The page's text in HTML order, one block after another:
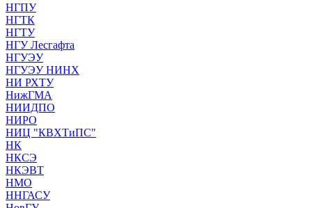
НГПУ
НГТК
НГТУ
НГУ Лесгафта
НГУЭУ
НГУЭУ НИНХ
НИ РХТУ
НижГМА
НИИДПО
НИРО
НИЦ "КВХТиПС"
НК
НКСЭ
НКЭВТ
НМО
ННГАСУ